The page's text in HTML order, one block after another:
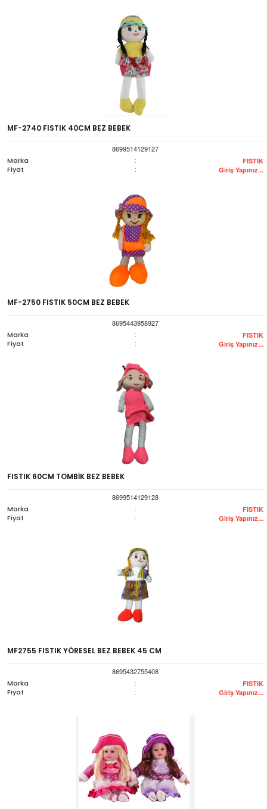
MF-2740 FISTIK 40CM BEZ BEBEK
8699514129127
Marka
: FISTIK
Fiyat : Giriş Yapınız...
MF-2750 FISTIK 50CM BEZ BEBEK
8695443958927
Marka
: FISTIK
Fiyat : Giriş Yapınız...
FISTIK 60CM TOMBİK BEZ BEBEK
8699514129128
Marka
: FISTIK
Fiyat : Giriş Yapınız...
MF2755 FISTIK YÖRESEL BEZ BEBEK 45 CM
8695432755408
Marka
: FISTIK
Fiyat : Giriş Yapınız...